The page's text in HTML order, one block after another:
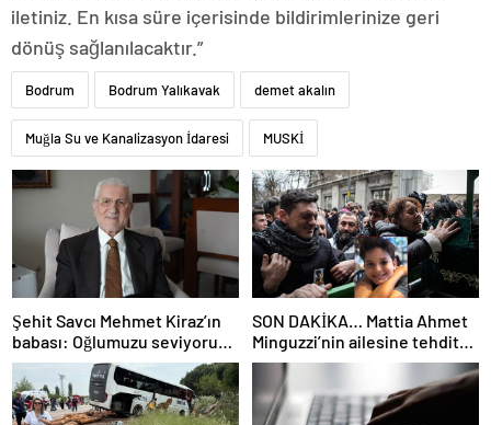
iletiniz. En kısa süre içerisinde bildirimlerinize geri
dönüş sağlanılacaktır.”
Bodrum Bodrum Yalıkavak demet akalın
Muğla Su ve Kanalizasyon İdaresi MUSKİ
Şehit Savcı Mehmet Kiraz’ın
babası: Oğlumuzu seviyoruz
ama devletimizi oğlumuzdan
da çok seviyoruz
SON DAKİKA… Mattia Ahmet
Minguzzi’nin ailesine tehdit
davasında yeni gelişme: İşte 5
şüpheli hakkında istenen
ceza!